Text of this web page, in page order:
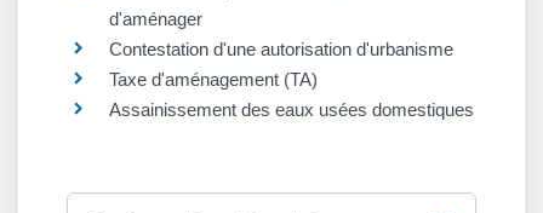
d'aménager
Contestation d'une autorisation d'urbanisme
Taxe d'aménagement (TA)
Assainissement des eaux usées domestiques